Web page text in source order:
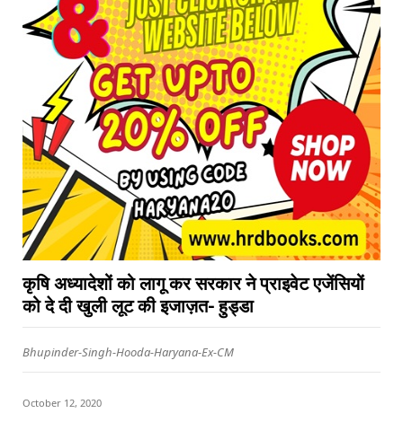
कृषि अध्यादेशों को लागू कर सरकार ने प्राइवेट एजेंसियों
को दे दी खुली लूट की इजाज़त- हुड्डा
Bhupinder-Singh-Hooda-Haryana-Ex-CM
October 12, 2020